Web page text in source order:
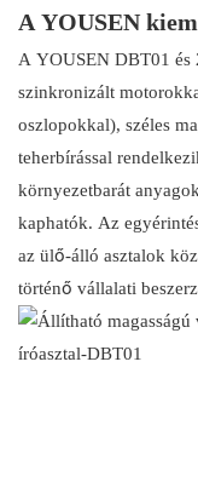
A YOUSEN
A YOUSEN DBT01 és
szinkronizált
oszlopokkal), széles
teherbírással
környezetbarát
kaphatók. Az
az ülő-álló asztalok
történő vállalati